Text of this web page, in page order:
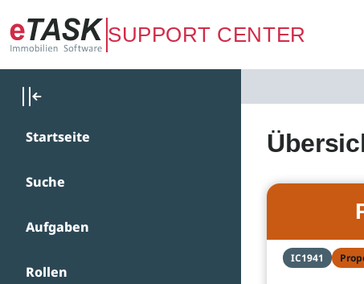
Zum Hauptinhalt springen
SUPPORT CENTER
Startseite
Suche
Aufgaben
Rollen
IC1941